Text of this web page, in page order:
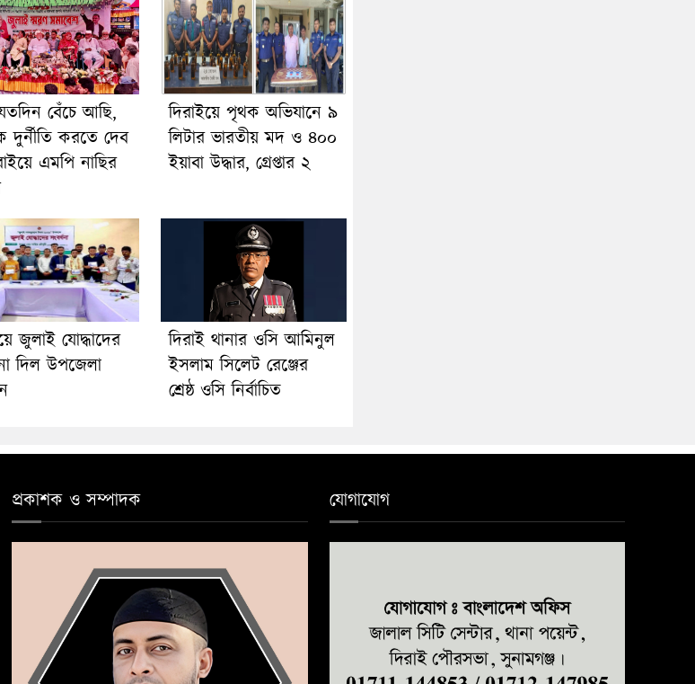
বেঁচে আছি,
দুর্নীতি করতে দেব
এমপি নাছির
দিরাইয়ে পৃথক অভিযানে ৯
লিটার ভারতীয় মদ ও ৪০০
ইয়াবা উদ্ধার, গ্রেপ্তার ২
জুলাই যোদ্ধাদের
দিল উপজেলা
দিরাই থানার ওসি আমিনুল
ইসলাম সিলেট রেঞ্জের
শ্রেষ্ঠ ওসি নির্বাচিত
প্রকাশক ও সম্পাদক যোগাযোগ